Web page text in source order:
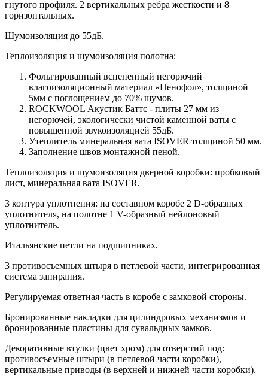
гнутого профиля. 2 вертикальных ребра жесткости и 8
горизонтальных.
Шумоизоляция до 55дБ.
Теплоизоляция и шумоизоляция полотна:
Фольгированный вспененный негорючий
влагоизоляционный материал «Пенофол», толщиной
5мм с поглощением до 70% шумов.
ROCKWOOL Акустик Баттс - плиты 27 мм из
негорючей, экологически чистой каменной ваты с
повышенной звукоизоляцией 55дБ.
Утеплитель минеральная вата ISOVER толщиной 50 мм.
Заполнение швов монтажной пеной.
Теплоизоляция и шумоизоляция дверной коробки: пробковый
лист, минеральная вата ISOVER.
3 контура уплотнения: на составном коробе 2 D-образных
уплотнителя, на полотне 1 V-образный нейлоновый
уплотнитель.
Итальянские петли на подшипниках.
3 противосъемных штыря в петлевой части, интегрированная
система запирания.
Регулируемая ответная часть в коробе с замковой стороны.
Бронированные накладки для цилиндровых механизмов и
бронированные пластины для сувальдных замков.
Декоративные втулки (цвет хром) для отверстий под:
противосъемные штыри (в петлевой части коробки),
вертикальные приводы (в верхней и нижней части коробки).